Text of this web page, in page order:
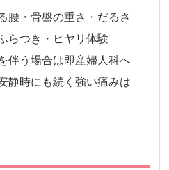
腰・骨盤の重さ・だるさ
らつき・ヒヤリ体験
伴う場合は即産婦人科へ
静時にも続く強い痛みは